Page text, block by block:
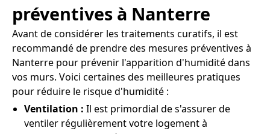
préventives à Nanterre
Avant de considérer les traitements curatifs, il est
recommandé de prendre des mesures préventives à
Nanterre pour prévenir l'apparition d'humidité dans
vos murs. Voici certaines des meilleures pratiques
pour réduire le risque d'humidité :
Ventilation : Il est primordial de s'assurer de
ventiler régulièrement votre logement à